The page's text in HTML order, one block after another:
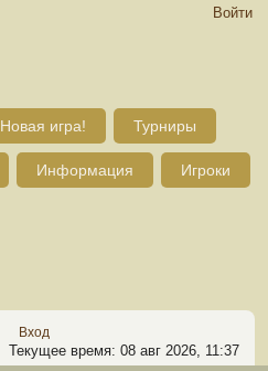
Войти
Новая игра! Турниры
Информация Игроки
Вход
Текущее время: 08 авг 2026, 11:37